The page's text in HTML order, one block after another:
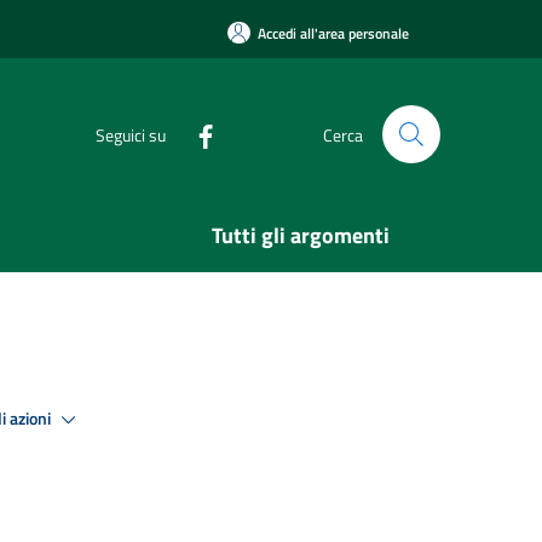
Accedi all'area personale
Seguici su Cerca
Tutti gli argomenti
azioni